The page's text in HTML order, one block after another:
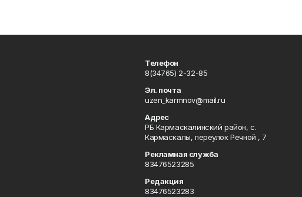
Телефон
8(34765) 2-32-85
Эл. почта
uzen_karmnov@mail.ru
Адрес
РБ Кармаскалинский район, с.
Кармаскалы, переулок Речной , 7
Рекламная служба
83476523285
Редакция
83476523283